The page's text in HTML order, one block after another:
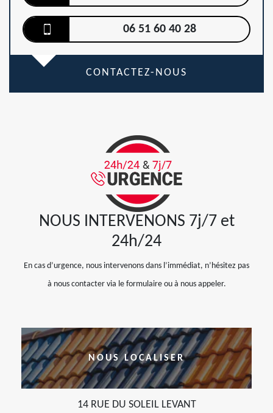
06 51 60 40 28
CONTACTEZ-NOUS
NOUS INTERVENONS 7j/7 et
24h/24
En cas d’urgence, nous intervenons dans l’immédiat, n’hésitez pas
à nous contacter via le formulaire ou à nous appeler.
NOUS LOCALISER
14 RUE DU SOLEIL LEVANT